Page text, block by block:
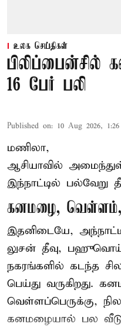
உலக செய்திகள்
16 பேர் பலி
Published on: 10 Aug 2026,
மணிலா,
ஆசியாவில்
இந்நாட்டில்
கனமழை, வெள்ளம்,
இதனிடையே,
லுசன் தீவு,
நகரங்களில் கடந்த
பெய்து வருகிறது.
வெள்ளப்பெருக்கு,
கனமழையால் பல